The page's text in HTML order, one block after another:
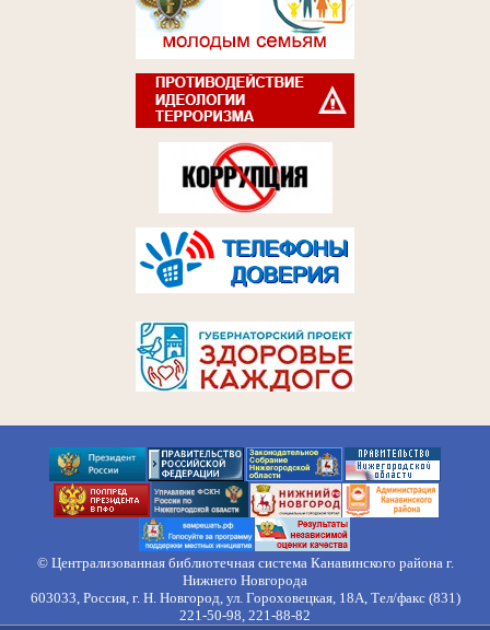
© Централизованная библиотечная система Канавинского района г.
Нижнего Новгорода
603033, Россия, г. Н. Новгород, ул. Гороховецкая, 18А, Тел/факс (831)
221-50-98, 221-88-82